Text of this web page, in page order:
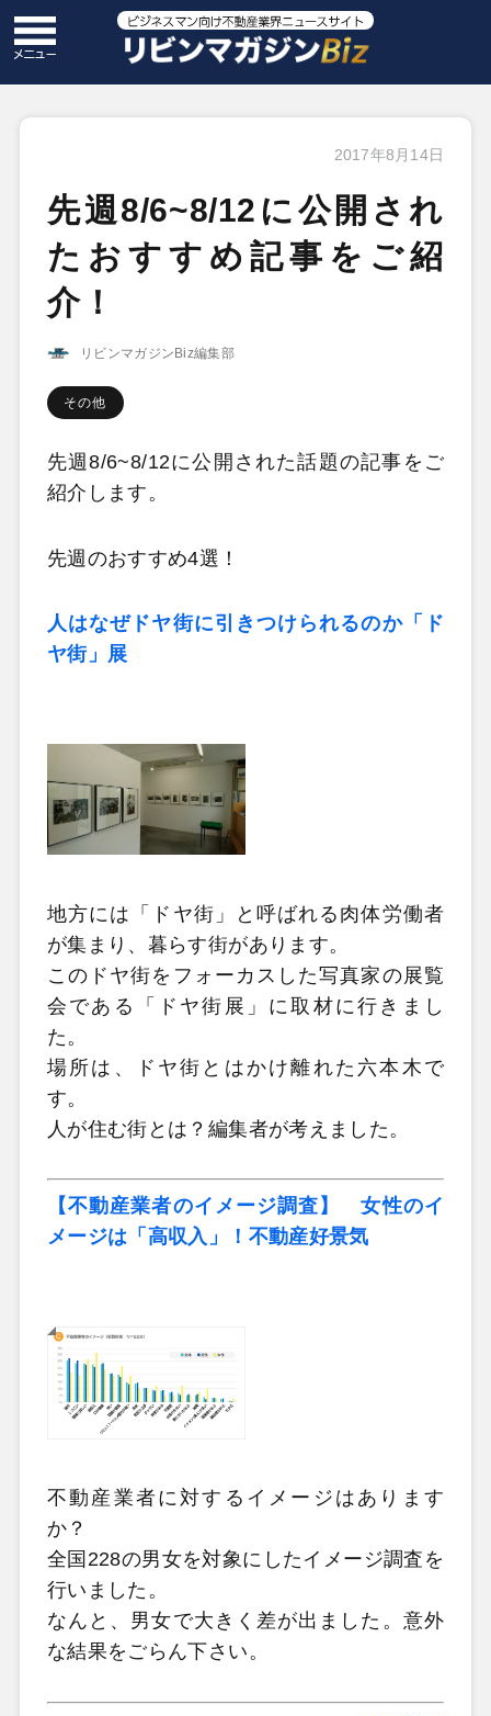
2017年8月14日
先週8/6~8/12に公開され
たおすすめ記事をご紹
介！
リビンマガジンBiz編集部
その他
先週8/6~8/12に公開された話題の記事をご
紹介します。
先週のおすすめ4選！
人はなぜドヤ街に引きつけられるのか「ド
ヤ街」展
地方には「ドヤ街」と呼ばれる肉体労働者
が集まり、暮らす街があります。
このドヤ街をフォーカスした写真家の展覧
会である「ドヤ街展」に取材に行きまし
た。
場所は、ドヤ街とはかけ離れた六本木で
す。
人が住む街とは？編集者が考えました。
【不動産業者のイメージ調査】 女性のイ
メージは「高収入」！不動産好景気
不動産業者に対するイメージはあります
か？
全国228の男女を対象にしたイメージ調査を
行いました。
なんと、男女で大きく差が出ました。意外
な結果をごらん下さい。